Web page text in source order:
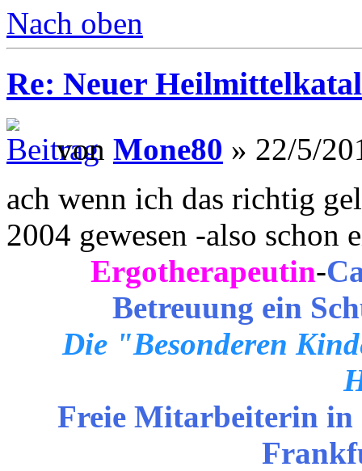
Nach oben
Re: Neuer
von Mone80 » 22/5/
ach wenn ich das richtig
2004 gewesen -also schon
Ergotherapeutin-
Betreuung ein
Die "Besonderen
Freie Mitarbeiterin in